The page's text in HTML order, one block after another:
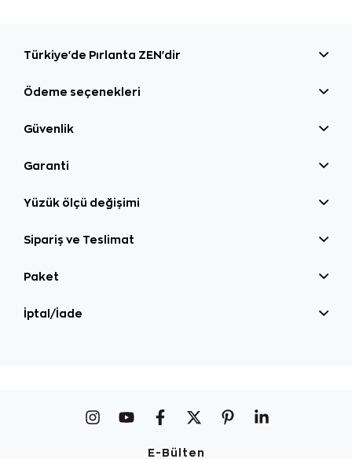
Türkiye'de Pırlanta ZEN'dir
Ödeme seçenekleri
Güvenlik
Garanti
Yüzük ölçü değişimi
Sipariş ve Teslimat
Paket
İptal/İade
E-Bülten